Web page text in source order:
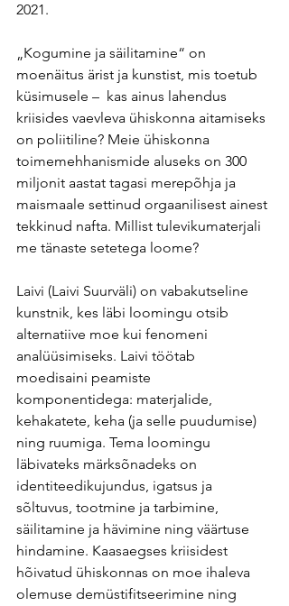
2021.
„Kogumine ja säilitamine“ on
moenäitus ärist ja kunstist, mis toetub
küsimusele –  kas ainus lahendus
kriisides vaevleva ühiskonna aitamiseks
on poliitiline? Meie ühiskonna
toimemehhanismide aluseks on 300
miljonit aastat tagasi merepõhja ja
maismaale settinud orgaanilisest ainest
tekkinud nafta. Millist tulevikumaterjali
me tänaste setetega loome?
Laivi (Laivi Suurväli) on vabakutseline
kunstnik, kes läbi loomingu otsib
alternatiive moe kui fenomeni
analüüsimiseks. Laivi töötab
moedisaini peamiste
komponentidega: materjalide,
kehakatete, keha (ja selle puudumise)
ning ruumiga. Tema loomingu
läbivateks märksõnadeks on
identiteedikujundus, igatsus ja
sõltuvus, tootmine ja tarbimine,
säilitamine ja hävimine ning väärtuse
hindamine. Kaasaegses kriisidest
hõivatud ühiskonnas on moe ihaleva
olemuse demüstifitseerimine ning